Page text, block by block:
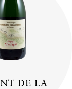
DE LA